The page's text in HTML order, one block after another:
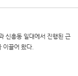
신흥동 일대에서 진행된 근
이끌어 왔다.